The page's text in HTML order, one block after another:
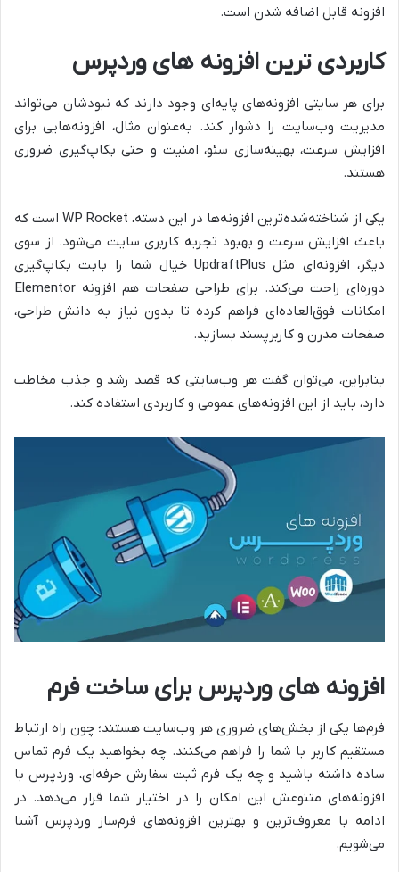
افزونه قابل اضافه شدن است.
کاربردی ترین افزونه های وردپرس
برای هر سایتی افزونه‌های پایه‌ای وجود دارند که نبودشان می‌تواند
مدیریت وب‌سایت را دشوار کند. به‌عنوان مثال، افزونه‌هایی برای
افزایش سرعت، بهینه‌سازی سئو، امنیت و حتی بکاپ‌گیری ضروری
هستند.
یکی از شناخته‌شده‌ترین افزونه‌ها در این دسته، WP Rocket است که
باعث افزایش سرعت و بهبود تجربه کاربری سایت می‌شود. از سوی
دیگر، افزونه‌ای مثل UpdraftPlus خیال شما را بابت بکاپ‌گیری
دوره‌ای راحت می‌کند. برای طراحی صفحات هم افزونه Elementor
امکانات فوق‌العاده‌ای فراهم کرده تا بدون نیاز به دانش طراحی،
صفحات مدرن و کاربرپسند بسازید.
بنابراین، می‌توان گفت هر وب‌سایتی که قصد رشد و جذب مخاطب
دارد، باید از این افزونه‌های عمومی و کاربردی استفاده کند.
افزونه های وردپرس برای ساخت فرم
فرم‌ها یکی از بخش‌های ضروری هر وب‌سایت هستند؛ چون راه ارتباط
مستقیم کاربر با شما را فراهم می‌کنند. چه بخواهید یک فرم تماس
ساده داشته باشید و چه یک فرم ثبت سفارش حرفه‌ای، وردپرس با
افزونه‌های متنوعش این امکان را در اختیار شما قرار می‌دهد. در
ادامه با معروف‌ترین و بهترین افزونه‌های فرم‌ساز وردپرس آشنا
می‌شویم.